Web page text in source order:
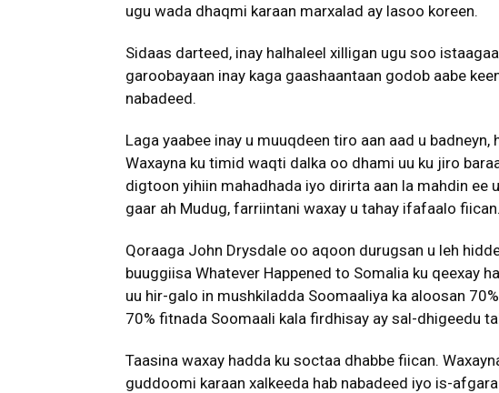
ugu wada dhaqmi karaan marxalad ay lasoo koreen.
Sidaas darteed, inay halhaleel xilligan ugu soo
garoobayaan inay kaga gaashaantaan godob aabe
nabadeed.
Laga yaabee inay u muuqdeen tiro aan aad u
Waxayna ku timid waqti dalka oo dhami uu ku jiro
digtoon yihiin mahadhada iyo dirirta aan la mahdin ee
gaar ah Mudug, farriintani waxay u tahay ifafaalo fiican.
Qoraaga John Drysdale oo aqoon durugsan u leh
buuggiisa Whatever Happened to Somalia ku qeexay
uu hir-galo in mushkiladda Soomaaliya ka aloosan
70% fitnada Soomaali kala firdhisay ay sal-dhigeedu
Taasina waxay hadda ku soctaa dhabbe fiican.
guddoomi karaan xalkeeda hab nabadeed iyo is-